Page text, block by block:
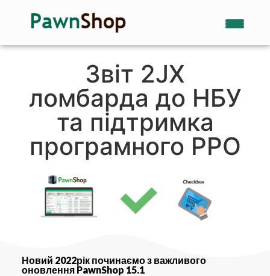
Звіт 2JX
ломбарда до НБУ
та підтримка
програмного РРО
Новий 2022рік починаємо з важливого
оновлення PawnShop 15.1